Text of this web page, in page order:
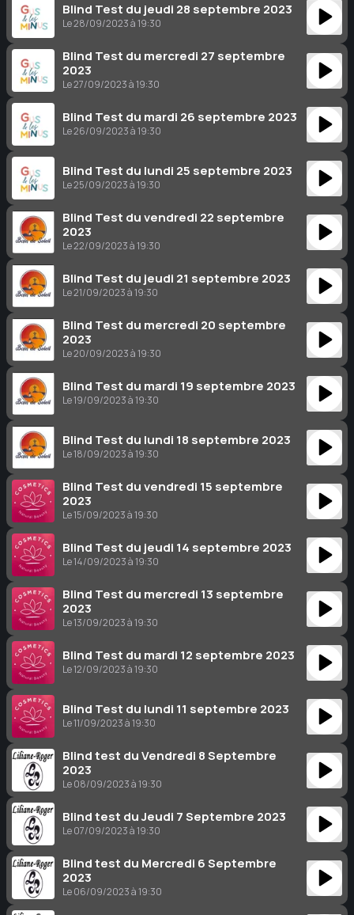
Blind Test du jeudi 28 septembre 2023
Le 28/09/2023 à 19:30
Blind Test du mercredi 27 septembre
2023
Le 27/09/2023 à 19:30
Blind Test du mardi 26 septembre 2023
Le 26/09/2023 à 19:30
Blind Test du lundi 25 septembre 2023
Le 25/09/2023 à 19:30
Blind Test du vendredi 22 septembre
2023
Le 22/09/2023 à 19:30
Blind Test du jeudi 21 septembre 2023
Le 21/09/2023 à 19:30
Blind Test du mercredi 20 septembre
2023
Le 20/09/2023 à 19:30
Blind Test du mardi 19 septembre 2023
Le 19/09/2023 à 19:30
Blind Test du lundi 18 septembre 2023
Le 18/09/2023 à 19:30
Blind Test du vendredi 15 septembre
2023
Le 15/09/2023 à 19:30
Blind Test du jeudi 14 septembre 2023
Le 14/09/2023 à 19:30
Blind Test du mercredi 13 septembre
2023
Le 13/09/2023 à 19:30
Blind Test du mardi 12 septembre 2023
Le 12/09/2023 à 19:30
Blind Test du lundi 11 septembre 2023
Le 11/09/2023 à 19:30
Blind test du Vendredi 8 Septembre
2023
Le 08/09/2023 à 19:30
Blind test du Jeudi 7 Septembre 2023
Le 07/09/2023 à 19:30
Blind test du Mercredi 6 Septembre
2023
Le 06/09/2023 à 19:30